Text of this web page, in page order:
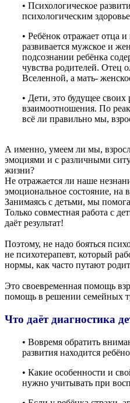
• Психологическое
психологическим
• Ребёнок отражает отца
развивается мужское и
подсознании ребёнка
чувства родителей. Отец
Вселенной, а мать-
• Дети, это будущее
взаимоотношения. По
всё ли правильно мы,
А именно, умеем ли мы,
эмоциями и с различными
жизни?
Не отражается ли наше
эмоциональное состояние, на
Занимаясь с детьми, мы
Только совместная работа с
даёт результат!
Поэтому, не надо бояться
не психотерапевт, который
нормы, как часто путают
Это своевременная помощь
помощь в решении семейных
Что даёт диагностика
• Вовремя обратить
развития находится
• Какие особенности и
нужно учитывать при